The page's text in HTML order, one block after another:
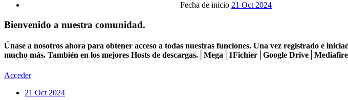
Fecha de inicio 21 Oct 2024
Bienvenido a nuestra comunidad.
Únase a nosotros ahora para obtener acceso a todas nuestras funciones. Una vez registrado e
mucho más. También en los mejores Hosts de descargas.│Mega│1Fichier│Google
Acceder
21 Oct 2024